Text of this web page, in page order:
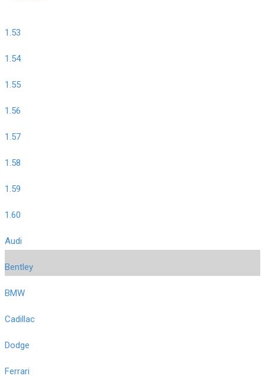
1.53
1.54
1.55
1.56
1.57
1.58
1.59
1.60
Audi
Bentley
BMW
Cadillac
Dodge
Ferrari